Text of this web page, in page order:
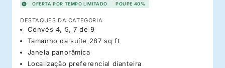
OFERTA POR TEMPO LIMITADO POUPE 40%
DESTAQUES DA CATEGORIA
Convés 4, 5, 7 de 9
Tamanho da suíte 287 sq ft
Janela panorâmica
Localização preferencial dianteira